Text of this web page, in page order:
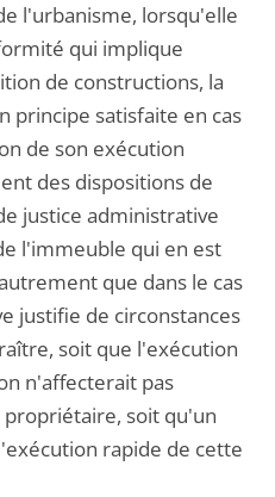
l'urbanisme, lorsqu'elle
qui implique
de constructions, la
principe satisfaite en cas
de son exécution
des dispositions de
justice administrative
l'immeuble qui en est
que dans le cas
justifie de circonstances
soit que l'exécution
n'affecterait pas
soit qu'un
rapide de cette